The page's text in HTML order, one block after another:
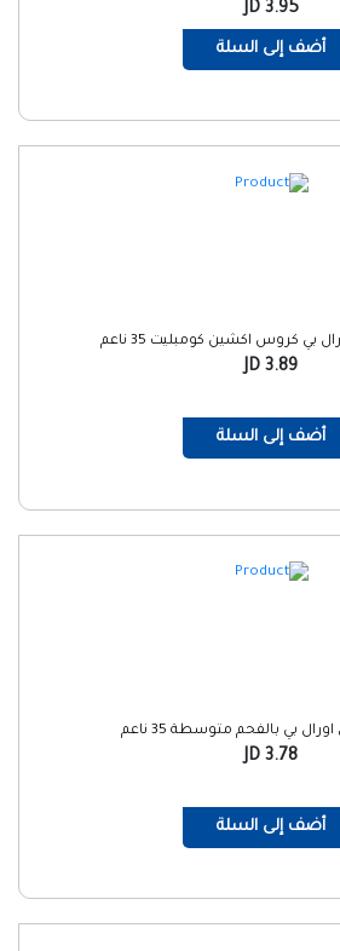
3.95 JD
أضف إلى السلة
بي كروس اكشين كومبليت 35 ناعم
3.89 JD
أضف إلى السلة
بي بالفحم متوسطة 35 ناعم
3.78 JD
أضف إلى السلة